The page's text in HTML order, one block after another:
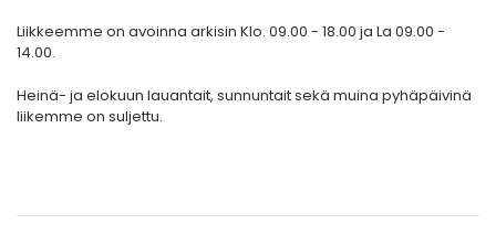
Liikkeemme on avoinna arkisin Klo. 09.00 - 18.00 ja La 09.00 -
14.00.
Heinä- ja elokuun lauantait, sunnuntait sekä muina pyhäpäivinä
liikemme on suljettu.